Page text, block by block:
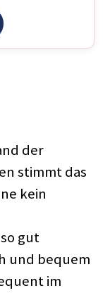
der
stimmt das
kein
gut
und bequem
im